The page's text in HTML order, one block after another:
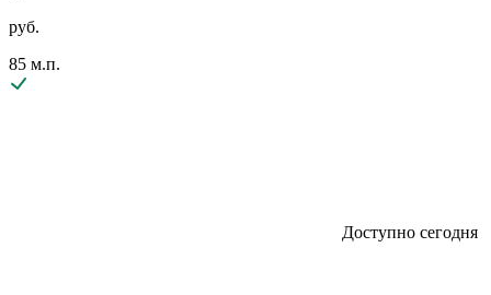
руб.
85 м.п.
Доступно сегодня